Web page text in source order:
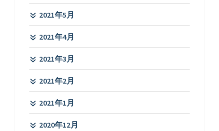
2021年5月
2021年4月
2021年3月
2021年2月
2021年1月
2020年12月